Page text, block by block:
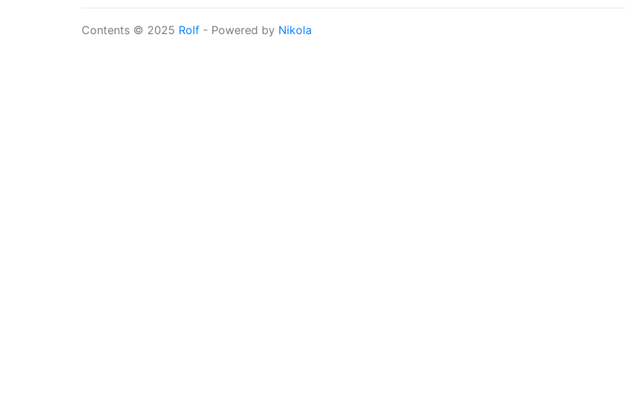
Contents © 2025 Rolf - Powered by Nikola